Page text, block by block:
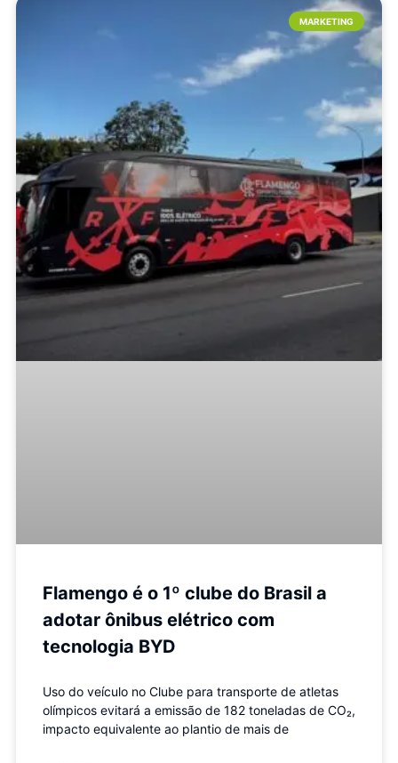
MARKETING
Flamengo é o 1º clube do Brasil a
adotar ônibus elétrico com
tecnologia BYD
Uso do veículo no Clube para transporte de atletas
olímpicos evitará a emissão de 182 toneladas de CO₂,
impacto equivalente ao plantio de mais de